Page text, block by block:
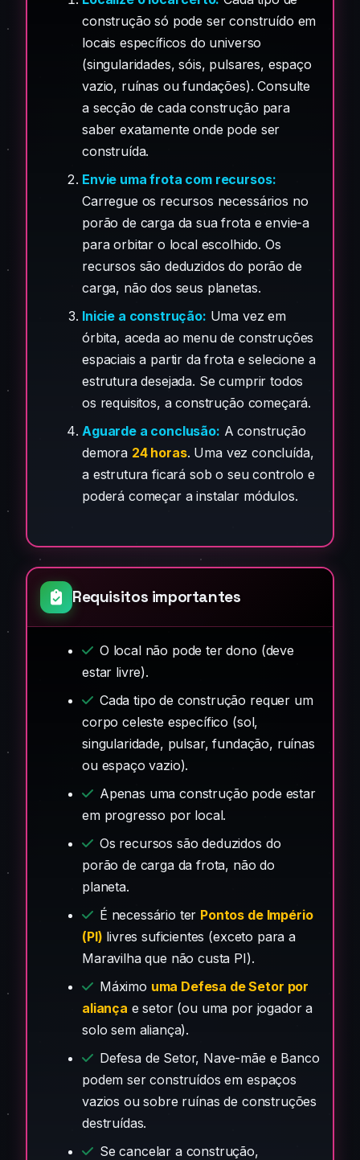
construção só pode ser construído em
locais específicos do universo
(singularidades, sóis, pulsares, espaço
vazio, ruínas ou fundações). Consulte
a secção de cada construção para
saber exatamente onde pode ser
construída.
Envie uma frota com recursos:
Carregue os recursos necessários no
porão de carga da sua frota e envie-a
para orbitar o local escolhido. Os
recursos são deduzidos do porão de
carga, não dos seus planetas.
Inicie a construção: Uma vez em
órbita, aceda ao menu de construções
espaciais a partir da frota e selecione a
estrutura desejada. Se cumprir todos
os requisitos, a construção começará.
Aguarde a conclusão: A construção
demora 24 horas. Uma vez concluída,
a estrutura ficará sob o seu controlo e
poderá começar a instalar módulos.
Requisitos importantes
O local não pode ter dono (deve
estar livre).
Cada tipo de construção requer um
corpo celeste específico (sol,
singularidade, pulsar, fundação, ruínas
ou espaço vazio).
Apenas uma construção pode estar
em progresso por local.
Os recursos são deduzidos do
porão de carga da frota, não do
planeta.
É necessário ter Pontos de Império
(PI) livres suficientes (exceto para a
Maravilha que não custa PI).
Máximo uma Defesa de Setor por
aliança e setor (ou uma por jogador a
solo sem aliança).
Defesa de Setor, Nave-mãe e Banco
podem ser construídos em espaços
vazios ou sobre ruínas de construções
destruídas.
Se cancelar a construção,